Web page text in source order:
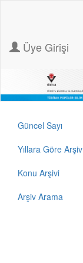
Üye Girişi
Güncel Sayı
Yıllara Göre Arşiv
Konu Arşivi
Arşiv Arama